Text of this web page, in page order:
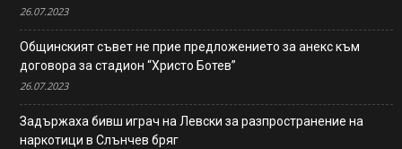
26.07.2023
Общинският съвет не прие предложението за анекс към
договора за стадион “Христо Ботев”
26.07.2023
Задържаха бивш играч на Левски за разпространение на
наркотици в Слънчев бряг